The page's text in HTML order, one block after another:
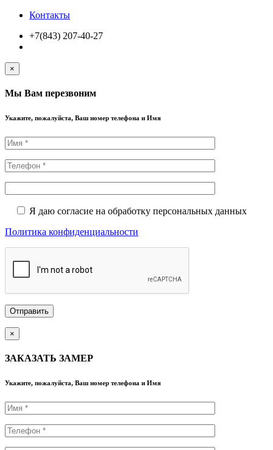
Контакты
+7(843) 207-40-27
×
Мы Вам перезвоним
Укажите, пожалуйста, Ваш номер телефона и Имя
Я даю согласие на обработку персональных данных
Политика конфиденциальности
×
ЗАКАЗАТЬ ЗАМЕР
Укажите, пожалуйста, Ваш номер телефона и Имя